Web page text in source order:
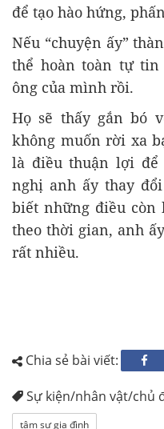
để tạo hào hứng,
Nếu “chuyện ấy”
thể hoàn toàn tự
ông của mình rồi.
Họ sẽ thấy gắn bó
không muốn rời xa
là điều thuận lợi để
nghị anh ấy thay
biết những điều còn
theo thời gian, anh
rất nhiều.
Chia sẻ bài viết:
Sự kiện/nhân vật/chủ
tâm sự gia đình